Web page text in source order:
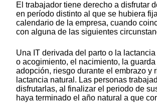
El trabajador tiene derecho a disfrutar
en período distinto al que se hubiera
calendario de la empresa, cuando
con alguna de las siguientes
Una IT derivada del parto o la
o acogimiento, el nacimiento, la
adopción, riesgo durante el embrazo y
lactancia natural. Las personas
disfrutarlas, al finalizar el periodo de
haya terminado el año natural a que